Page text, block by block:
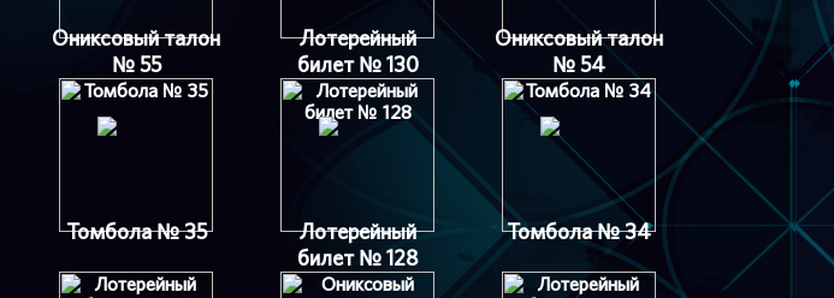
Ониксовый талон
№ 55
Лотерейный
билет № 130
Ониксовый талон
№ 54
Томбола № 35
Лотерейный
билет № 128
Томбола № 34